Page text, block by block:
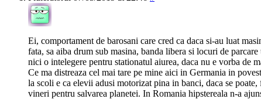
Ei, comportament de barosani care cred ca daca si-au luat
fata, sa aiba drum sub masina, banda libera si locuri de
nici o intelegere pentru stationatul aiurea, daca nu e vorba de
Ce ma distreaza cel mai tare pe mine aici in Germania in
la scoli e ca elevii adusi motorizat pina in banci, daca se
vineri pentru salvarea planetei. In Romania hipstereala n-a